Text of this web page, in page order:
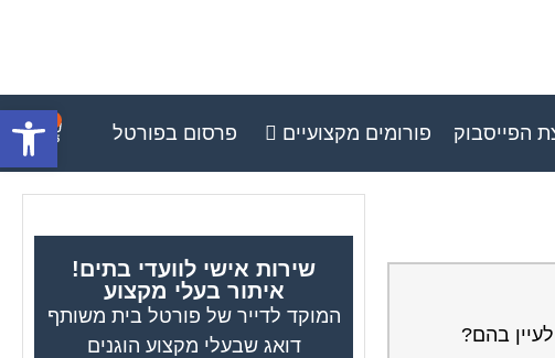
פתח הפייסבוק פורומים מקצועיים פרסום בפורטל
בהם?
שירות אישי לוועדי בתים!
איתור בעלי מקצוע
המוקד לדייר של פורטל בית משותף
דואג שבעלי מקצוע הוגנים